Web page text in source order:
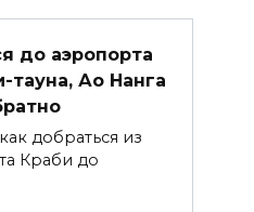
до аэропорта
тауна, Ао Нанга
добраться из
Краби до